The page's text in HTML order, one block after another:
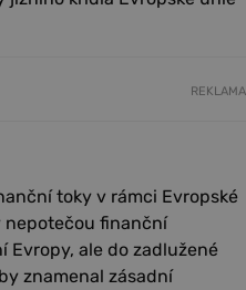
REKLAMA
toky v rámci Evropské
nepotečou finanční
ale do zadlužené
znamenal zásadní